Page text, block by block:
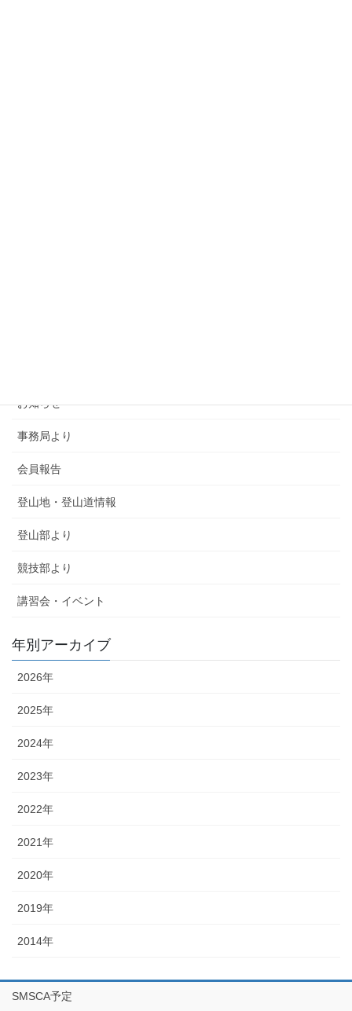
お知らせ
事務局より
会員報告
登山地・登山道情報
登山部より
競技部より
講習会・イベント
年別アーカイブ
2026年
2025年
2024年
2023年
2022年
2021年
2020年
2019年
2014年
SMSCA予定